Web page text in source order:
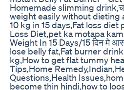
Homemade slimming
weight easily without dieting
10 kg in 15 days,Fat loss
Loss Diet,pet ka motapa
Weight In 15 Days/15 दिन मे
lose belly fat,Fat burner
kg,How to get flat tummy
Tips,Home
Questions,Health
become thin hindi,how to